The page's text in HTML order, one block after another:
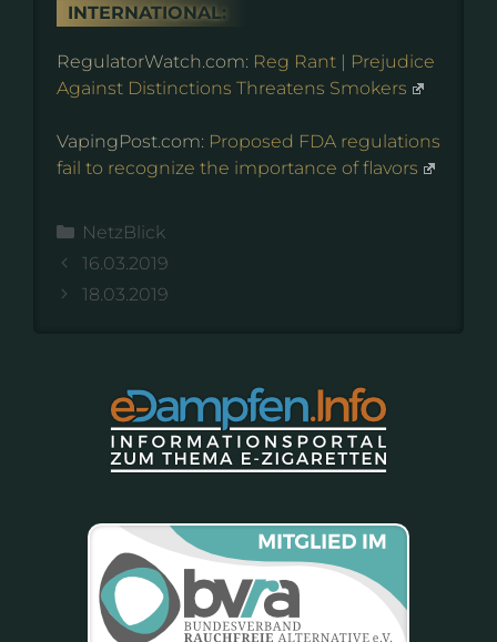
INTERNATIONAL:
RegulatorWatch.com: Reg Rant | Prejudice
Against Distinctions Threatens Smokers
VapingPost.com: Proposed FDA regulations
fail to recognize the importance of flavors
Kategorien
NetzBlick
16.03.2019
18.03.2019